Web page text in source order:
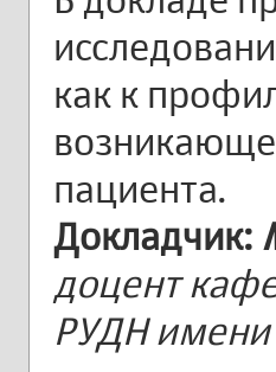
как к
пациента.
Докладчик:
доцент
РУДН